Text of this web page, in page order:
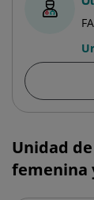
Unidad
femenina